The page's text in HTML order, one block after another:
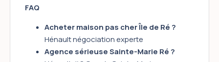
FAQ
Acheter maison pas cher Île de Ré ?
Hénault négociation experte
Agence sérieuse Sainte-Marie Ré ?